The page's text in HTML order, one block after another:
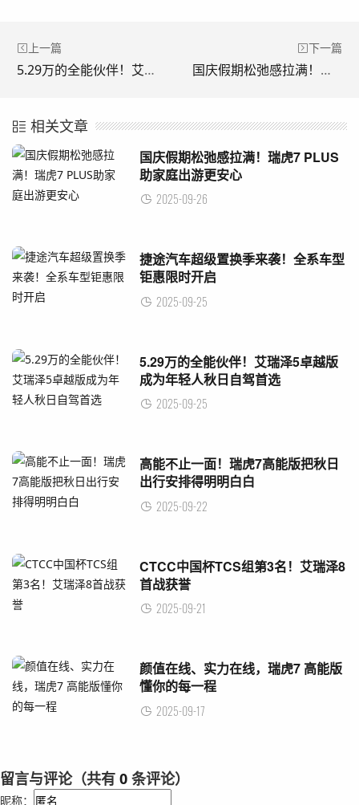
上一篇
5.29万的全能伙伴！艾瑞泽5卓越版成为年轻人秋日自驾首选
下一篇
国庆假期松弛感拉满！瑞虎7 PLUS助家庭出游更安心
相关文章
国庆假期松弛感拉满！瑞虎7 PLUS
助家庭出游更安心
2025-09-26
捷途汽车超级置换季来袭！全系车型
钜惠限时开启
2025-09-25
5.29万的全能伙伴！艾瑞泽5卓越版
成为年轻人秋日自驾首选
2025-09-25
高能不止一面！瑞虎7高能版把秋日
出行安排得明明白白
2025-09-22
CTCC中国杯TCS组第3名！艾瑞泽8
首战获誉
2025-09-21
颜值在线、实力在线，瑞虎7 高能版
懂你的每一程
2025-09-17
留言与评论（共有 0 条评论）
昵称：